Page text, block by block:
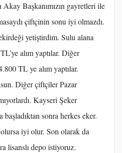
Akay Başkanımızın gayretleri ile
çiftçinin sonu iyi olmazdı.
yetiştirdim. Sulu alana
alım yaptılar. Diğer
TL ye alım yaptılar.
Diğer çiftçiler Pazar
Kayseri Şeker
sonra herkes eker.
iyi olur. Son olarak da
lisanslı depo istiyoruz.